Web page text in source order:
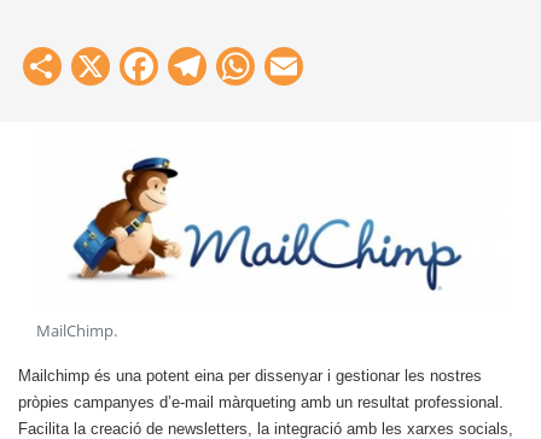
Share
X Facebook
Telegram
WhatsApp
MailChimp.
Mailchimp és una potent eina per dissenyar i gestionar les nostres
pròpies campanyes d’e-mail màrqueting amb un resultat professional.
Facilita la creació de newsletters, la integració amb les xarxes socials,